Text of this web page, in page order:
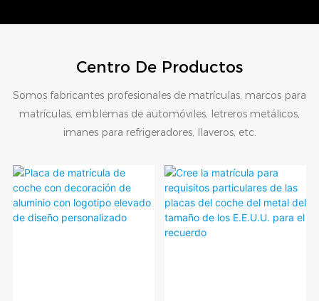
Centro De Productos
Somos fabricantes profesionales de matrículas, marcos para
matrículas, emblemas de automóviles, letreros metálicos,
imanes para refrigeradores, llaveros, etc.